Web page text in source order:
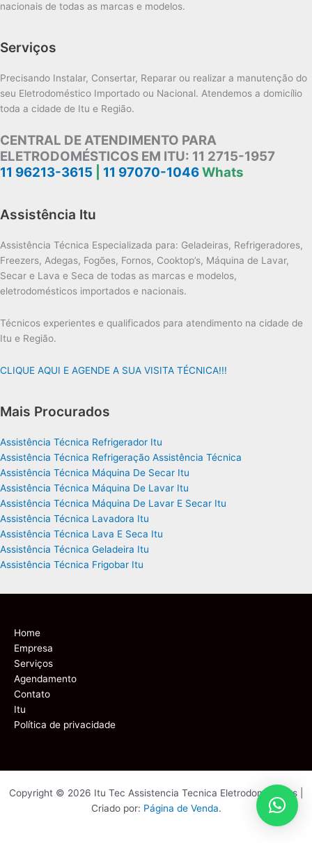
nacionais de todas as marcas e modelos.
Serviços
Precisando Instalar, Consertar, Reparar ou realizar a manutenção do
seu Eletrodoméstico Importado ou Nacional. Atendemos a domicílio
toda a cidade de Itu e Região.
CENTRAL DE ATENDIMENTO PARA
ELETRODOMÉSTICOS EM ITU: 11 2715-1957
11 96213-3615
11 97070-1046Whats
Assistência Itu
Assistência Técnica Especializada para: Geladeiras, Refrigeradores,
Freezers, Adegas, Fogões, Fornos, Cooktop’s, Máquina de Lavar,
Secar e Lava e Seca de todas as marcas e modelos,
eletrodomésticos importados e nacionais.
Técnicos experientes e qualificados para atendimento na cidade de
Itu e Região.
CLIQUE AQUI E AGENDE A SUA VISITA TÉCNICA!!!
Mais Procurados
Assistência Técnica Refrigerador Itu
Assistência Técnica Refrigeração Assistência Técnica
Assistência Técnica Máquina De Secar Itu
Assistência Técnica Máquina De Lavar Itu
Assistência Técnica Máquina De Lavar E Secar Itu
Assistência Técnica Lavadora Itu
Assistência Técnica Lava E Seca Itu
Assistência Técnica Geladeira Itu
Assistência Técnica Frigobar Itu
Home
Empresa
Serviços
Agendamento
Contato
Itu
Política de privacidade
Copyright © 2026 Itu Tec Assistencia Tecnica Eletrodomesticos |
Criado por: Página de Venda.